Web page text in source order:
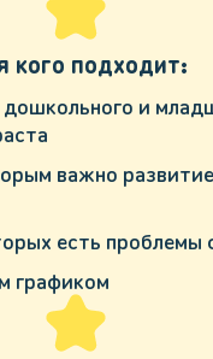
кого подходит:
и
важно
есть проблемы
графиком